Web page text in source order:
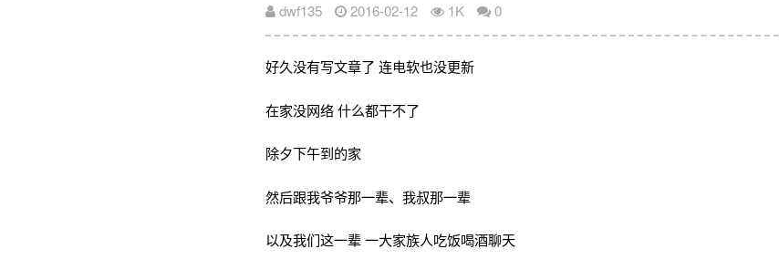
dwf135 2016-02-12 1K 0
好久没有写文章了 连电软也没更新
在家没网络 什么都干不了
除夕下午到的家
然后跟我爷爷那一辈、我叔那一辈
以及我们这一辈 一大家族人吃饭喝酒聊天